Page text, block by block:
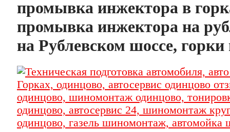
промывка инжектора в
промывка инжектора на
на Рублевском шоссе, горки